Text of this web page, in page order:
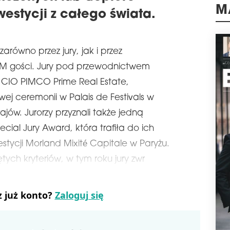
z całego świata.
przez jury, jak i przez
gości. Jury pod przewodnictwem
PIMCO Prime Real Estate,
ceremonii w Palais de Festivals w
Jurorzy przyznali także jedną
Jury Award, która trafiła do ich
Morland Mixité Capitale w Paryżu.
kryteriów, w tym roku jury zwr
już konto? Zaloguj się
schedule
W